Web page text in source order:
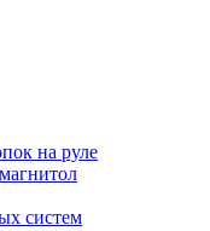
на руле
систем